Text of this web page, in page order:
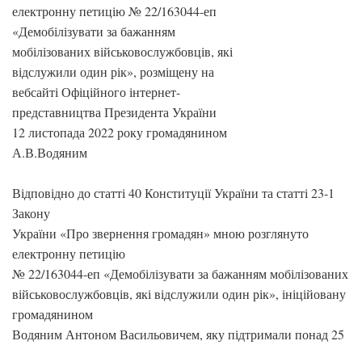
електронну петицію № 22/163044-еп
«Демобілізувати за бажанням
мобілізованих військовослужбовців, які
відслужили один рік», розміщену на
вебсайті Офіційного інтернет-
представництва Президента України
12 листопада 2022 року громадянином
А.В.Водяним
Відповідно до статті 40 Конституції України та статті 23-1
Закону
України «Про звернення громадян» мною розглянуто
електронну петицію
№ 22/163044-еп «Демобілізувати за бажанням мобілізованих
військовослужбовців, які відслужили один рік», ініційовану
громадянином
Водяним Антоном Васильовичем, яку підтримали понад 25